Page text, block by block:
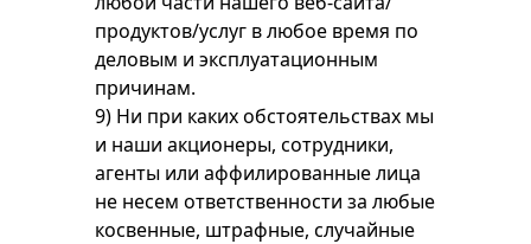
продуктов/услуг в любое время по
деловым и эксплуатационным
причинам.
9) Ни при каких обстоятельствах мы
и наши акционеры, сотрудники,
агенты или аффилированные лица
не несем ответственности за любые
косвенные, штрафные, случайные